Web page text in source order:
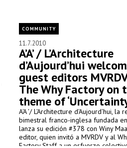
COMMUNITY
11.7.2010
A’A’ / L’Architecture
d’Aujourd’hui
guest editors
The Why Factory on
theme of
A'A '/ L'Architecture d'Aujourd'hui, la
bimestral franco-inglesa fundada
lanza su edición #378 con Winy
editor, quien invitó a MVRDV y al
Factory Staff a un esfuerzo